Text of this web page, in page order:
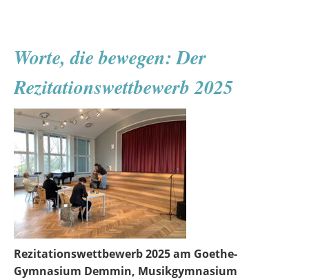
niederdeutscher
Rezitationswettbewerb
Worte, die bewegen: Der
Rezitationswettbewerb 2025
Rezitationswettbewerb 2025 am Goethe-
Gymnasium Demmin, Musikgymnasium